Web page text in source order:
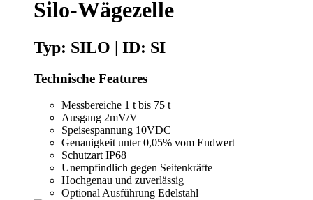
Silo-Wägezelle
Typ: SILO | ID: SI
Technische Features
Messbereiche 1 t bis 75 t
Ausgang 2mV/V
Speisespannung 10VDC
Genauigkeit unter 0,05% vom Endwert
Schutzart IP68
Unempfindlich gegen Seitenkräfte
Hochgenau und zuverlässig
Optional Ausführung Edelstahl